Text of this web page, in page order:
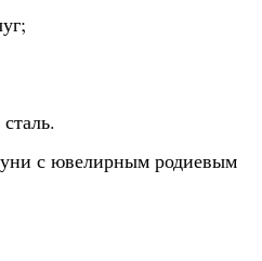
с ювелирным родиевым